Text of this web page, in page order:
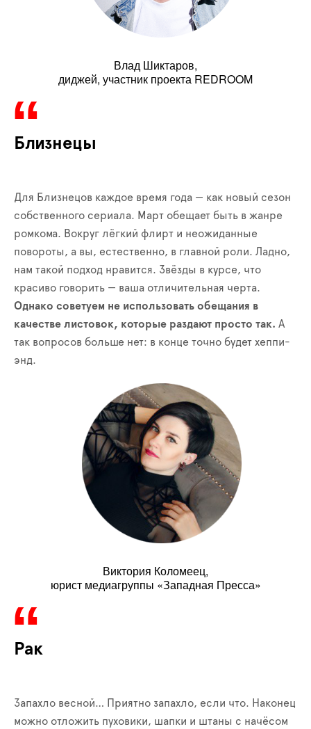
Влад Шиктаров,
диджей, участник проекта REDROOM
Близнецы
Для Близнецов каждое время года — как новый сезон
собственного сериала. Март обещает быть в жанре
ромкома. Вокруг лёгкий флирт и неожиданные
повороты, а вы, естественно, в главной роли. Ладно,
нам такой подход нравится. Звёзды в курсе, что
красиво говорить — ваша отличительная черта.
Однако советуем не использовать обещания в
качестве листовок, которые раздают просто так. А
так вопросов больше нет: в конце точно будет хеппи-
энд.
Виктория Коломеец,
юрист медиагруппы «Западная Пресса»
Рак
Запахло весной… Приятно запахло, если что. Наконец
можно отложить пуховики, шапки и штаны с начёсом